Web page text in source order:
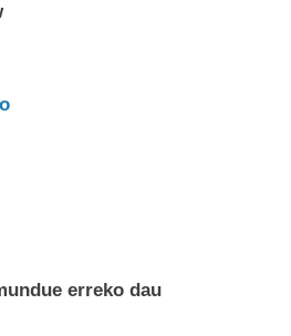
erreko dau